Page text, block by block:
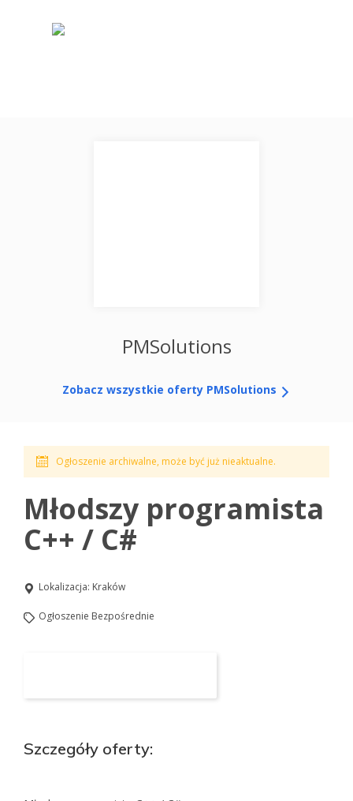
Ogłoszenie archiwalne, może być już nieaktualne.
Młodszy programista
C++ / C#
Lokalizacja: Kraków
Ogłoszenie Bezpośrednie
Szczegóły oferty:
PMSolutions
Zobacz wszystkie oferty PMSolutions